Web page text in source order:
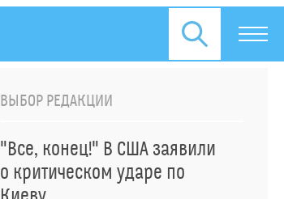
ВЫБОР РЕДАКЦИИ
"Все, конец!" В США заявили
о критическом ударе по